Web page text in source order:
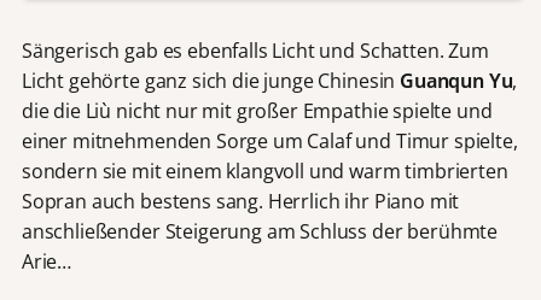
Sängerisch gab es ebenfalls Licht und Schatten. Zum
Licht gehörte ganz sich die junge Chinesin Guanqun Yu,
die die Liù nicht nur mit großer Empathie spielte und
einer mitnehmenden Sorge um Calaf und Timur spielte,
sondern sie mit einem klangvoll und warm timbrierten
Sopran auch bestens sang. Herrlich ihr Piano mit
anschließender Steigerung am Schluss der berühmte
Arie…